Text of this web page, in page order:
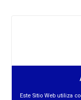
Este Sitio Web utiliza